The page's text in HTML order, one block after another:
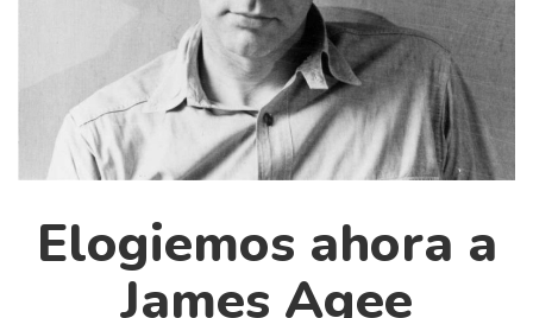
Cultura
Diccionario portátil de la literatura chilena
Fragmentos
Elogiemos ahora a
James Agee